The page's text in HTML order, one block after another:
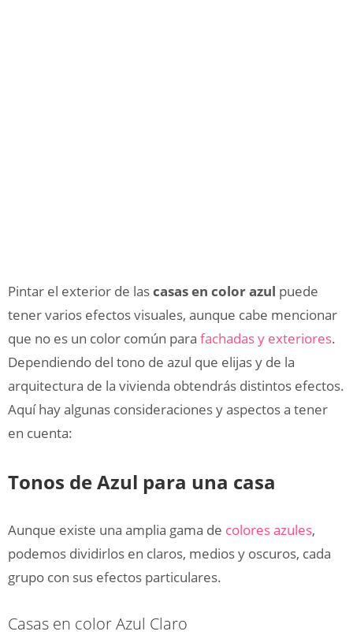
Pintar el exterior de lascasas en color azul puede
tener varios efectos visuales, aunque cabe mencionar
que no es un color común para fachadas y exteriores.
Dependiendo del tono de azul que elijas y de la
arquitectura de la vivienda obtendrás distintos efectos.
Aquí hay algunas consideraciones y aspectos a tener
en cuenta:
Tonos de Azul para una casa
Aunque existe una amplia gama de colores azules,
podemos dividirlos en claros, medios y oscuros, cada
grupo con sus efectos particulares.
Casas en color Azul Claro